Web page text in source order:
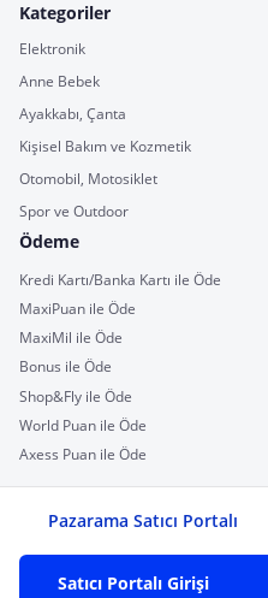
Kategoriler
Elektronik
Anne Bebek
Ayakkabı, Çanta
Kişisel Bakım ve Kozmetik
Otomobil, Motosiklet
Spor ve Outdoor
Ödeme
Kredi Kartı/Banka Kartı ile Öde
MaxiPuan ile Öde
MaxiMil ile Öde
Bonus ile Öde
Shop&Fly ile Öde
World Puan ile Öde
Axess Puan ile Öde
Pazarama Satıcı Portalı
Satıcı Portalı Girişi